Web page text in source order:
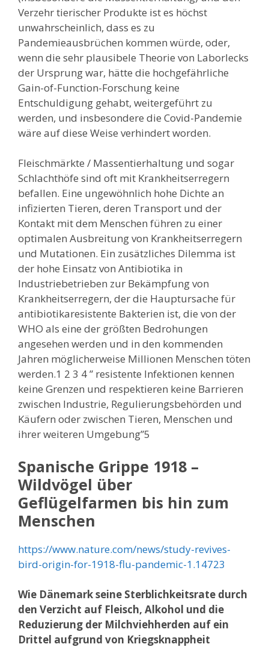
Verzehr tierischer Produkte ist es höchst
unwahrscheinlich, dass es zu
Pandemieausbrüchen kommen würde, oder,
wenn die sehr plausibele Theorie von Laborlecks
der Ursprung war, hätte die hochgefährliche
Gain-of-Function-Forschung keine
Entschuldigung gehabt, weitergeführt zu
werden, und insbesondere die Covid-Pandemie
wäre auf diese Weise verhindert worden.
Fleischmärkte / Massentierhaltung und sogar
Schlachthöfe sind oft mit Krankheitserregern
befallen. Eine ungewöhnlich hohe Dichte an
infizierten Tieren, deren Transport und der
Kontakt mit dem Menschen führen zu einer
optimalen Ausbreitung von Krankheitserregern
und Mutationen. Ein zusätzliches Dilemma ist
der hohe Einsatz von Antibiotika in
Industriebetrieben zur Bekämpfung von
Krankheitserregern, der die Hauptursache für
antibiotikaresistente Bakterien ist, die von der
WHO als eine der größten Bedrohungen
angesehen werden und in den kommenden
Jahren möglicherweise Millionen Menschen töten
werden.1 2 3 4 ” resistente Infektionen kennen
keine Grenzen und respektieren keine Barrieren
zwischen Industrie, Regulierungsbehörden und
Käufern oder zwischen Tieren, Menschen und
ihrer weiteren Umgebung”5
Spanische Grippe 1918 –
Wildvögel über
Geflügelfarmen bis hin zum
Menschen
https://www.nature.com/news/study-revives-
bird-origin-for-1918-flu-pandemic-1.14723
Wie Dänemark seine Sterblichkeitsrate durch
den Verzicht auf Fleisch, Alkohol und die
Reduzierung der Milchviehherden auf ein
Drittel aufgrund von Kriegsknappheit